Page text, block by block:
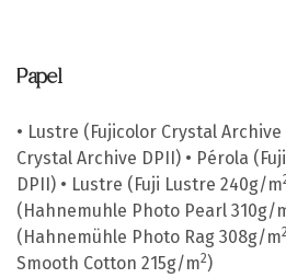
Papel
• Lustre (Fujicolor Crystal Archive
Crystal Archive DPII) • Pérola
DPII) • Lustre (Fuji Lustre 240g/m
(Hahnemuhle Photo Pearl 310g/
(Hahnemühle Photo Rag 308g/m2
Smooth Cotton 215g/m2)